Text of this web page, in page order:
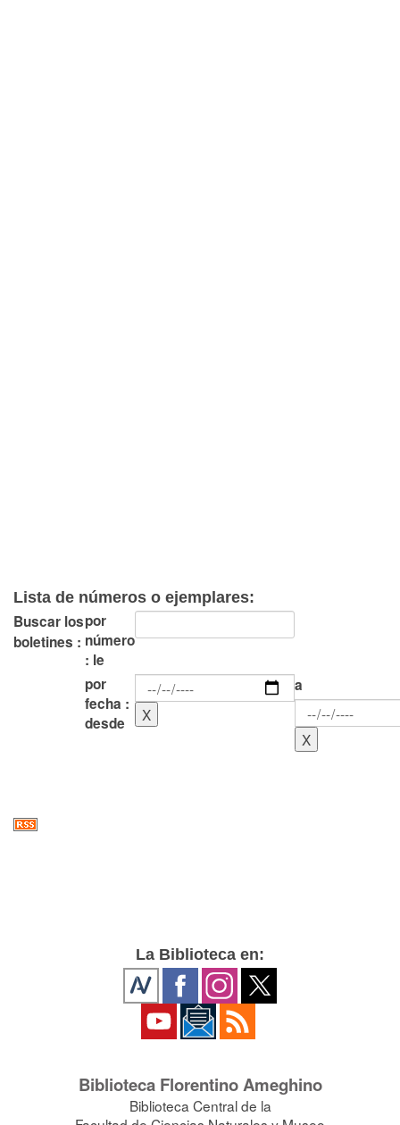
Lista de números o ejemplares:
Buscar los
boletines :
por
número
: le
por
fecha :
desde
a
La Biblioteca en:
Biblioteca Florentino Ameghino
Biblioteca Central de la